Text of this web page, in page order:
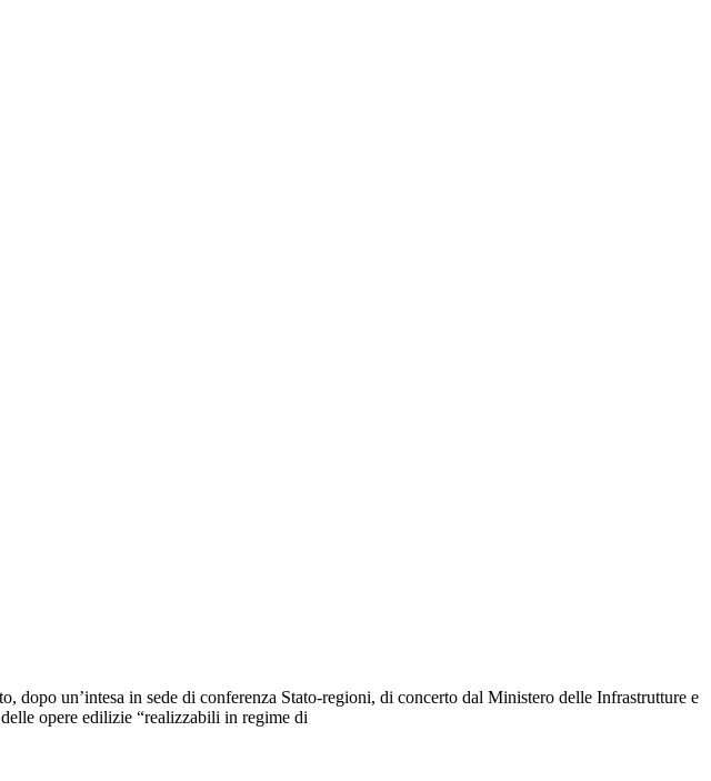
un’intesa in sede di conferenza Stato-regioni, di concerto dal Ministero delle Infrastrutture e
opere edilizie “realizzabili in regime di